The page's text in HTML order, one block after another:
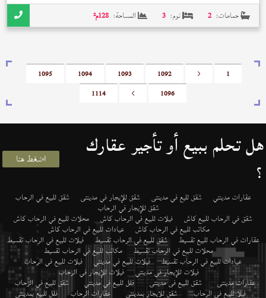
حمامات: 2 نوم: 3 المساحة: 128م²
1
<
1092
1093
1094
1095
1096
>
1114
هل تحلم ببيع أو تأجير عقارك
؟ اضغط هنا
عقارات مدينتي شقق لليع في مدينتى شقق للإيجار في مدينتى شقق للبيع في الرحاب
شقق للإيجار في الرحاب
شقق في الرحاب للبيع كاش فيلات للبيع في الرحاب كاش محلات للبيع في الرحاب كاش
مكاتب للبيع في الرحاب كاش عيادات للبيع في الرحاب كاش
عقارات في الرحاب للبيع تقسيط شقق للبيع في الرحاب تقسيط فيلات للبيع في الرحاب تقسيط
محلات للبيع في الرحاب تقسيط مكاتب للبيع في الرحاب تقسيط
عيادات للبيع في الرحاب تقسيط فيلات للبيع في مدينتي فيلات للبيع في الرحاب
فيلات للإيجار في مدينتي فيلات للإيجار في الرحاب
عقارات مدينتى , شقق للبيع فى مدينتى , فلل للبيع في مدينتي , شقق للبيع في الرحاب
فيلا للبيع فى الرحاب, شقق للايجار بمدينتي عقارات الرحاب, فلل للبيع بمدينتى ,